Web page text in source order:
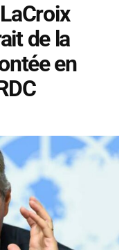
de la
en